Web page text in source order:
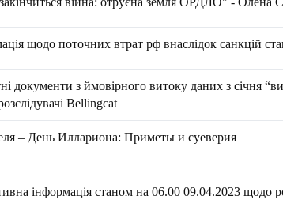
щодо поточних втрат рф внаслідок санкцій
документи з ймовірного витоку даних з січня
Bellingcat
– День Иллариона: Приметы и суеверия
інформація станом на 06.00 09.04.2023 щодо